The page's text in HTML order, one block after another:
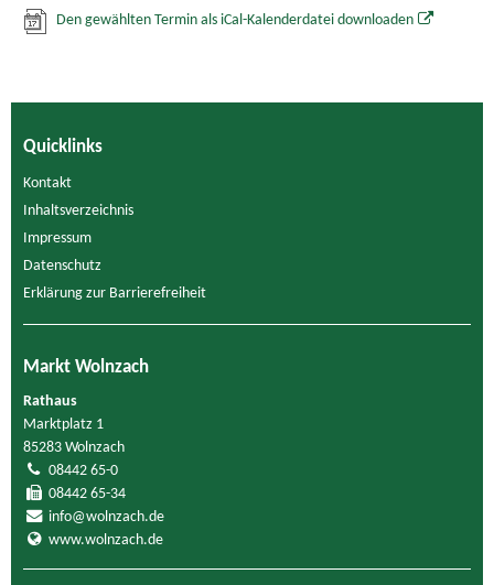
Den gewählten Termin als iCal-Kalenderdatei downloaden
Quicklinks
Kontakt
Inhaltsverzeichnis
Impressum
Datenschutz
Erklärung zur Barrierefreiheit
Markt Wolnzach
Rathaus
Marktplatz 1
85283 Wolnzach
08442 65-0
08442 65-34
info@wolnzach.de
www.wolnzach.de